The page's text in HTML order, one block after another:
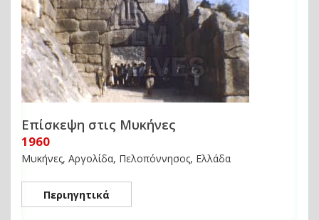
Επίσκεψη στις Μυκήνες
1960
Μυκήνες, Αργολίδα, Πελοπόννησος, Ελλάδα
Περιηγητικά